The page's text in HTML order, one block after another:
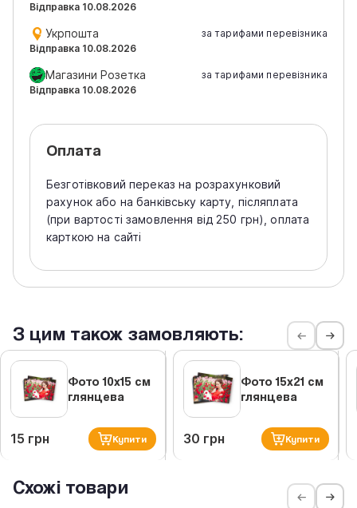
Відправка 10.08.2026
Укрпошта
Відправка 10.08.2026
за тарифами перевізника
Магазини Розетка
Відправка 10.08.2026
за тарифами перевізника
Оплата
Безготівковий переказ на розрахунковий
рахунок або на банківську карту, післяплата
(при вартості замовлення від 250 грн), оплата
карткою на сайті
З цим також замовляють:
Фото 10х15 см
глянцева
15 грн Купити
Фото 15х21 см
глянцева
30 грн Купити
Схожі товари